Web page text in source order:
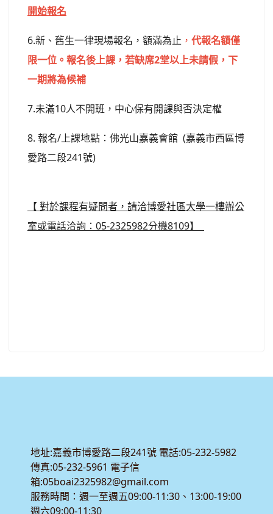
開始報名
6.新、舊生一律現場報名，額滿為止 ， 代報名額僅
限一位。報名後上課，若缺席2堂以上未請假，下
一期將為候補
7.未滿10人不開班，中心保有開課與否決定權
8. 報名/上課地點：佛光山嘉義會館 (嘉義市西區博
愛路二段241號)
【 對於課程有疑問者，請洽博愛社區大學一樓辦公
室或電話洽詢：05-2325982分機8109】
地址:嘉義市博愛路二段241號 電話:05-232-5982
傳真:05-232-5961 電子信
箱:05boai2325982@gmail.com
服務時間：週一至週五09:00-11:30、13:00-19:00
週六09:00-11:30